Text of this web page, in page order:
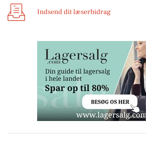
Indsend dit læserbidrag